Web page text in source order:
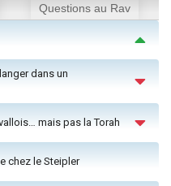
Questions au Rav
dans un
mais pas la Torah
chez le Steipler